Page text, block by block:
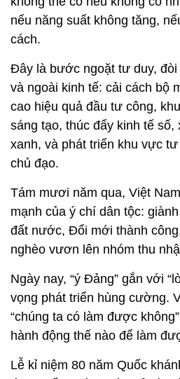
nếu năng suất không tăng,
cách.
Đây là bước ngoặt tư duy, đòi
và ngoài kinh tế: cải cách bộ
cao hiệu quả đầu tư công,
sáng tạo, thúc đẩy kinh tế số,
xanh, và phát triển khu vực
chủ đạo.
Tám mươi năm qua, Việt
mạnh của ý chí dân tộc:
đất nước, Đổi mới thành
nghèo vươn lên nhóm thu
Ngày nay, “ý Đảng” gắn với
vọng phát triển hùng cường.
“chúng ta có làm được
hành động thế nào để làm
Lễ kỉ niệm 80 năm Quốc